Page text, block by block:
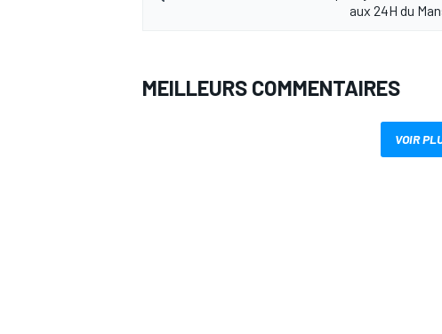
aux 24H du
MEILLEURS COMMENTAIRES
VOIR